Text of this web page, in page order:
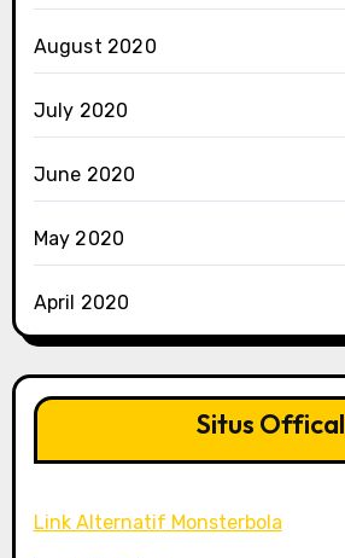
August 2020
July 2020
June 2020
May 2020
April 2020
Situs Offical
Link Alternatif Monsterbola